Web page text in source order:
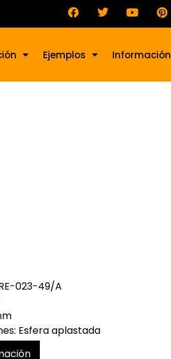
Ejemplos Información
023-49/A
Esfera aplastada